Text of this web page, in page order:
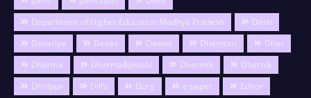
Department of Higher Education Madhya Pradesh
Desh
Devariya
Devas Dewas Dhamtari
Dhar
Dharma
Dharma&Jotishi Dharmik
Dharnik
Dholpur
Dilhi Durg e paper
Editor